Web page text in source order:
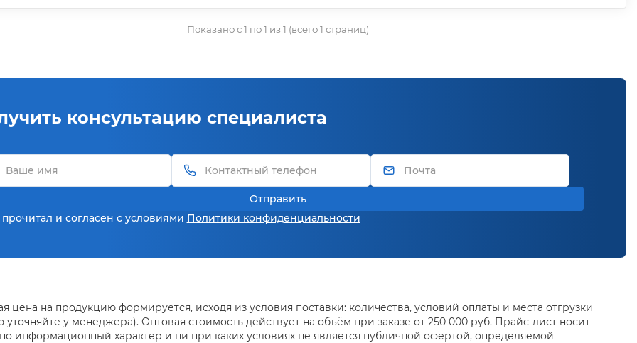
Показано с 1 по 1 из 1 (всего 1 страниц)
консультацию специалиста
Отправить
и согласен с условиями Политики конфиденциальности
цена на продукцию формируется, исходя из условия поставки: количества, условий оплаты и места отгрузки
у менеджера). Оптовая стоимость действует на объём при заказе от 250 000 руб. Прайс-лист носит
информационный характер и ни при каких условиях не является публичной офертой, определяемой